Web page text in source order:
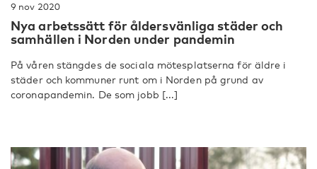
9 nov 2020
Nya arbetssätt för åldersvänliga städer och
samhällen i Norden under pandemin
På våren stängdes de sociala mötesplatserna för äldre i
städer och kommuner runt om i Norden på grund av
coronapandemin. De som jobb [...]